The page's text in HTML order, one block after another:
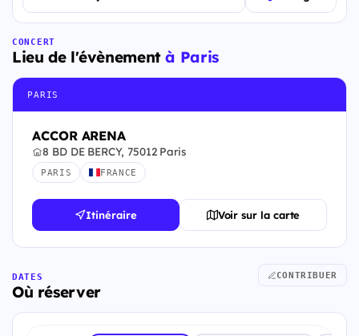
CONCERT
Lieu de l'évènementà Paris
PARIS
ACCOR ARENA
8 BD DE BERCY, 75012 Paris
PARIS FRANCE
Itinéraire Voir sur la carte
DATES
Où réserver
CONTRIBUER